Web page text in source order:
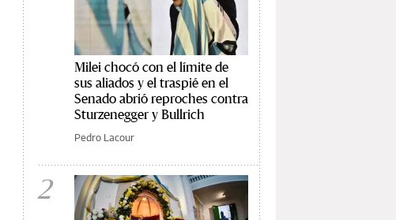
Milei chocó con el límite de
sus aliados y el traspié en el
Senado abrió reproches contra
Sturzenegger y Bullrich
Pedro Lacour
2